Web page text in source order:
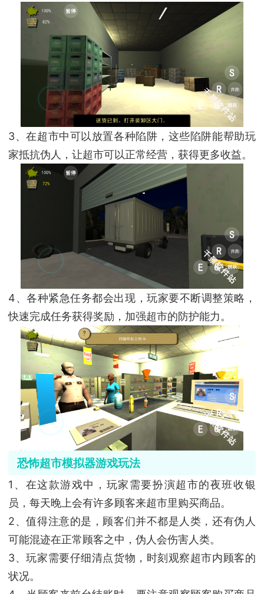
3、在超市中可以放置各种陷阱，这些陷阱能帮助玩
家抵抗伪人，让超市可以正常经营，获得更多收益。
4、各种紧急任务都会出现，玩家要不断调整策略，
快速完成任务获得奖励，加强超市的防护能力。
恐怖超市模拟器游戏玩法
1、在这款游戏中，玩家需要扮演超市的夜班收银
员，每天晚上会有许多顾客来超市里购买商品。
2、值得注意的是，顾客们并不都是人类，还有伪人
可能混迹在正常顾客之中，伪人会伤害人类。
3、玩家需要仔细清点货物，时刻观察超市内顾客的
状况。